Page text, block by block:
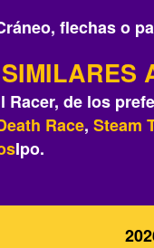
flechas o
de los
Race, Steam
Ipo.